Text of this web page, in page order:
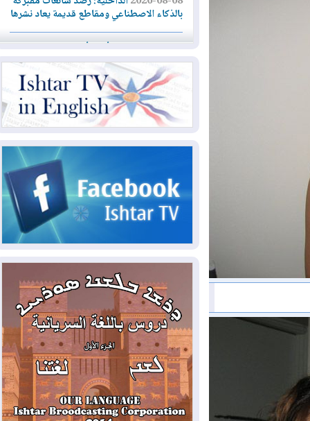
بالذكاء الاصطناعي ومقاطع قديمة يعاد نشرها
2026-08-08دعم أمني أمريكي بمليار دولار
لإدارة رئيس كولومبيا الجديد
2026-08-07حكومة إقليم كوردستان ترفض
قرار "دانة غاز" و"نفط الهلال" بتزويد بغداد
بالغاز دون موافقتها
القوات المسلحة العراقية: خطة
أمنية لإجهاض هجمة محتملة على السعودية
2026-08-07الاستخبارات الأميركية: بوتين
قد يختبر تماسك الناتو بهجوم محدود
"إدارة الدولة": أكدنا دعم تنفيذ البرنامج
الحكومي وأهمية حصر السلاح
2026-08-06ائتلاف ادارة الدولة: من
يقومون بسلوك يهدد امن البلاد خارجون عن
القانون يجب محاربتهم
2026-08-06بعد هجومين قرب باب المندب..
تحذيرات من تصعيد يهدد الملاحة في البحر
الأحمر